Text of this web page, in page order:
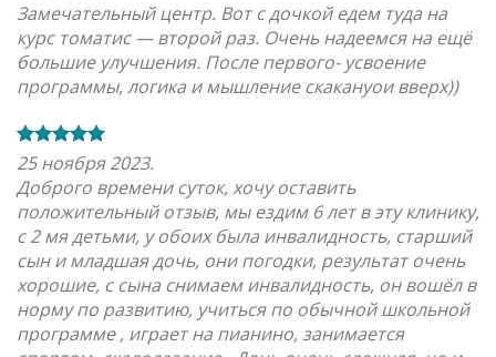
Замечательный центр. Вот с дочкой едем туда на
курс томатис — второй раз. Очень надеемся на ещё
большие улучшения. После первого- усвоение
программы, логика и мышление скакануои вверх))
25 ноября 2023.
Доброго времени суток, хочу оставить
положительный отзыв, мы ездим 6 лет в эту клинику,
с 2 мя детьми, у обоих была инвалидность, старший
сын и младшая дочь, они погодки, результат очень
хорошие, с сына снимаем инвалидность, он вошёл в
норму по развитию, учиться по обычной школьной
программе , играет на пианино, занимается